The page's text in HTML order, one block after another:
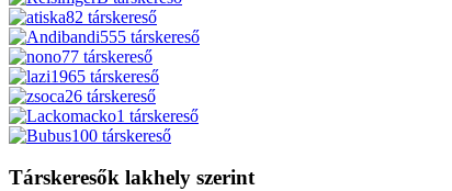
Társkeresők lakhely szerint